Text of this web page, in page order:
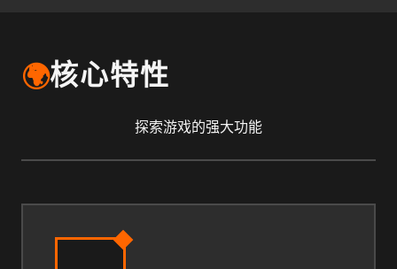
🌍核心特性
探索游戏的强大功能